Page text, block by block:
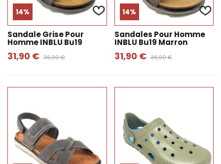
14%
Sandale Grise Pour
Homme INBLU Bu19
31,90 € 36,90 €
14%
Sandales Pour Homme
INBLU Bu19 Marron
31,90 € 36,90 €